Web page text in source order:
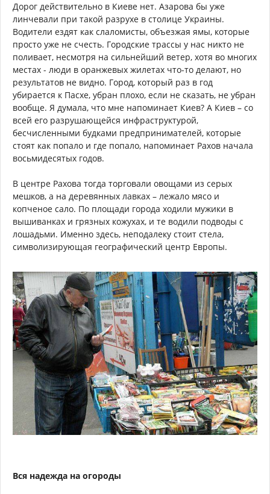
Дорог действительно в Киеве нет. Азарова бы уже
линчевали при такой разрухе в столице Украины.
Водители ездят как слаломисты, объезжая ямы, которые
просто уже не счесть. Городские трассы у нас никто не
поливает, несмотря на сильнейший ветер, хотя во многих
местах - люди в оранжевых жилетах что-то делают, но
результатов не видно. Город, который раз в год
убирается к Пасхе, убран плохо, если не сказать, не убран
вообще. Я думала, что мне напоминает Киев? А Киев – со
всей его разрушающейся инфраструктурой,
бесчисленными будками предпринимателей, которые
стоят как попало и где попало, напоминает Рахов начала
восьмидесятых годов.
В центре Рахова тогда торговали овощами из серых
мешков, а на деревянных лавках – лежало мясо и
копченое сало. По площади города ходили мужики в
вышиванках и грязных кожухах, и те водили подводы с
лошадьми. Именно здесь, неподалеку стоит стела,
символизирующая географический центр Европы.
Вся надежда на огороды